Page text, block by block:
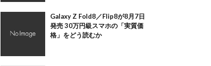
Galaxy Z Fold8／Flip8が8月7日
発売 30万円級スマホの「実質価
格」をどう読むか